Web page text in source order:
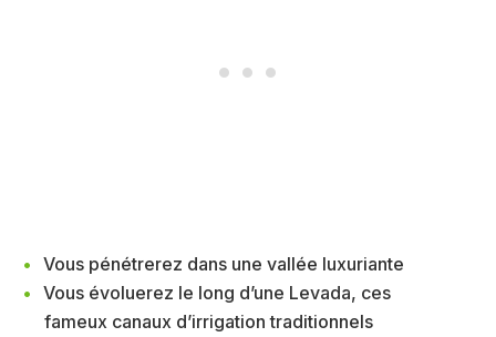
Vous pénétrerez dans une vallée luxuriante
Vous évoluerez le long d’une Levada, ces
fameux canaux d’irrigation traditionnels